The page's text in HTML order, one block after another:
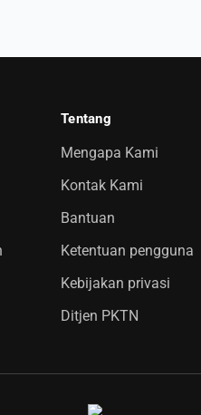
Tentang
Mengapa Kami
Kontak Kami
Bantuan
Ketentuan pengguna
Kebijakan privasi
Ditjen PKTN